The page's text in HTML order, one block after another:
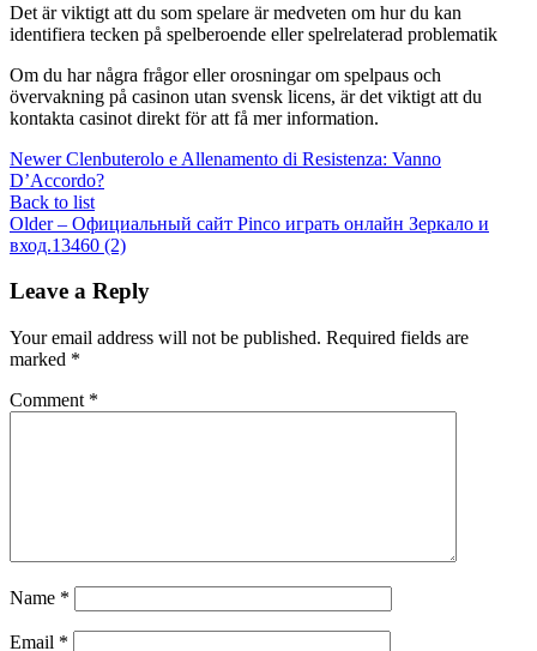
Det är viktigt att du som spelare är medveten om hur du kan
identifiera tecken på spelberoende eller spelrelaterad problematik
Om du har några frågor eller orosningar om spelpaus och
övervakning på casinon utan svensk licens, är det viktigt att du
kontakta casinot direkt för att få mer information.
Newer Clenbuterolo e Allenamento di Resistenza: Vanno
D’Accordo?
Back to list
Older – Официальный сайт Pinco играть онлайн Зеркало и
вход.13460 (2)
Leave a Reply
Your email address will not be published. Required fields are
marked *
Comment *
Name *
Email *